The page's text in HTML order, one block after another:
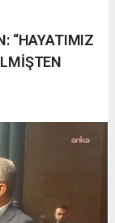
“HAYATIMIZ